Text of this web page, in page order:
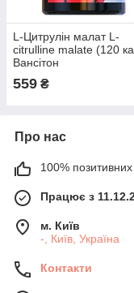
L-Цитрулін малат L-
citrulline malate (120
Вансітон
559 ₴
Про нас
100% позитивних
Працює з
м. Київ
-, Київ, Україна
Контакти